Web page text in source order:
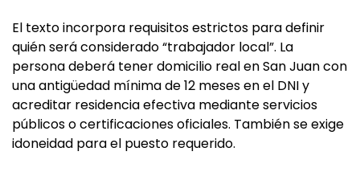
El texto incorpora requisitos estrictos para definir
quién será considerado “trabajador local”. La
persona deberá tener domicilio real en San Juan con
una antigüedad mínima de 12 meses en el DNI y
acreditar residencia efectiva mediante servicios
públicos o certificaciones oficiales. También se exige
idoneidad para el puesto requerido.